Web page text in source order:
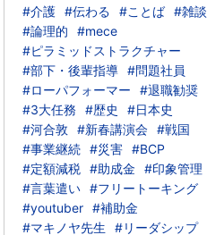
#介護 #伝わる #ことば #雑談
#論理的
#mece
#ピラミッドストラクチャー
#部下・後輩指導 #問題社員
#ローパフォーマー
#退職勧奨
#3大任務
#歴史
#日本史
#河合敦
#新春講演会 #戦国
#事業継続 #災害 #BCP
#定額減税 #助成金
#印象管理
#言葉遣い #フリートーキング
#youtuber #補助金
#マキノヤ先生
#リーダシップ